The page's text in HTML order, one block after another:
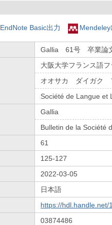
EndNote Basic出力 Mendeley
Gallia 61号 卒業論
大阪大学フランス語
オオサカ ダイガク
Société de Langue et
Gallia
Bulletin de la Société
61
125-127
2022-03-05
日本語
https://hdl.handle.net/
03874486